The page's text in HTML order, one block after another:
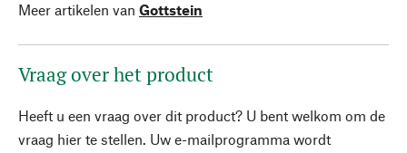
Meer artikelen van Gottstein
Vraag over het product
Heeft u een vraag over dit product? U bent welkom om de
vraag hier te stellen. Uw e-mailprogramma wordt